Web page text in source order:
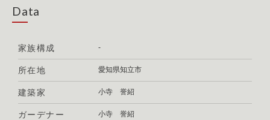
Data
家族構成 -
所在地 愛知県知立市
建築家 小寺 誉紹
ガーデナー 小寺 誉紹